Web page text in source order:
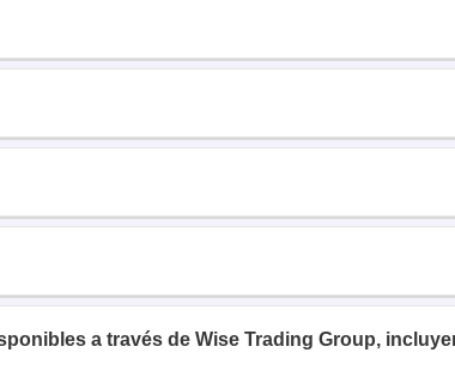
a través de Wise Trading Group,